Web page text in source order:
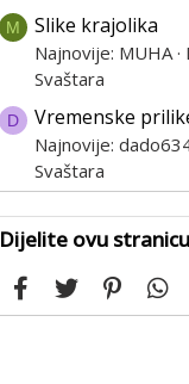
M Slike krajolika
Najnovije: MUHA
Svaštara
D Vremenske
Najnovije:
Svaštara
Dijelite ovu stranicu
Facebook
Twitter